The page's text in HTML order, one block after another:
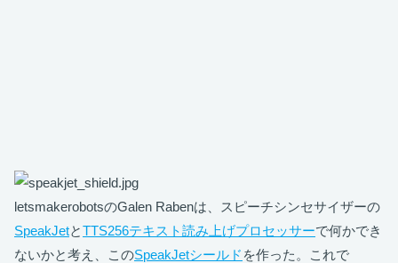
letsmakerobotsのGalen Rabenは、スピーチシンセサイザーの
SpeakJetとTTS256テキスト読み上げプロセッサーで何かでき
ないかと考え、このSpeakJetシールド を作った。これで